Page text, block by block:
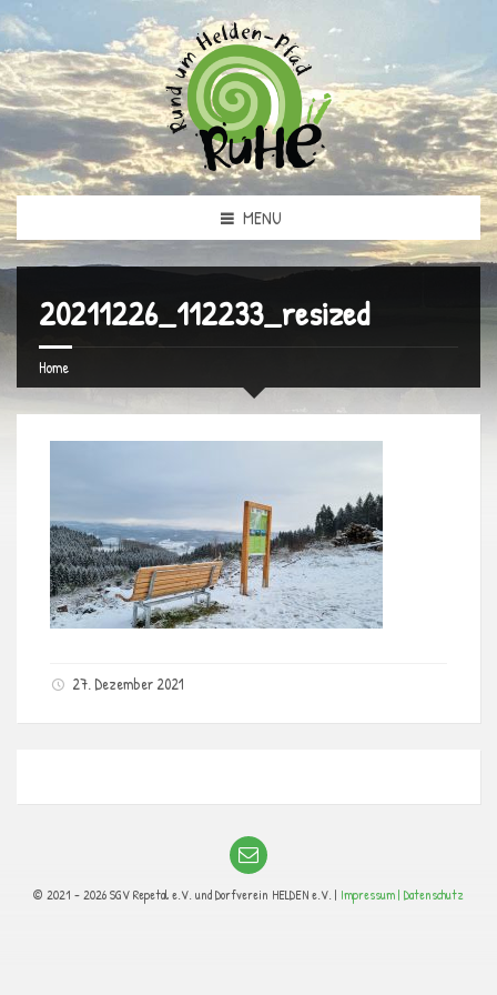
MENU
20211226_112233_resized
Home
27. Dezember 2021
© 2021 - 2026 SGV Repetal e.V. und Dorfverein HELDEN e.V. | Impressum | Datenschutz